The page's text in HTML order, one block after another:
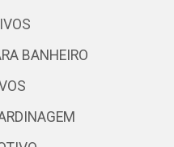
BANHEIRO